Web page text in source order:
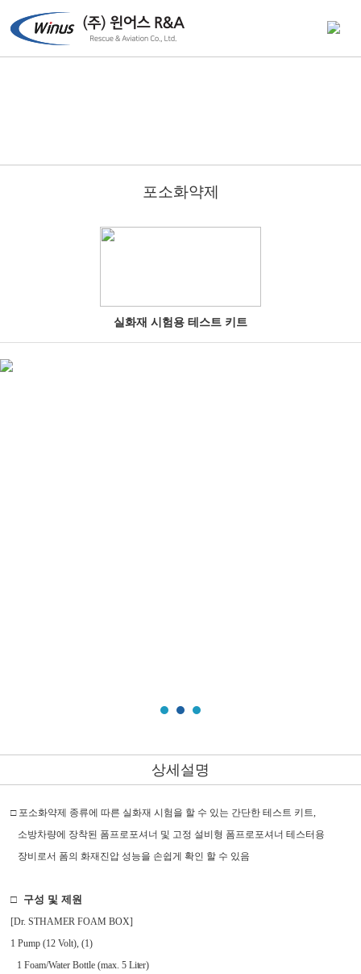
포소화약제
실화재 시험용 테스트 키트
상세설명
□ 포소화약제 종류에 따른 실화재 시험을 할 수 있는 간단한 테스트 키트,
소방차량에 장착된 폼프로포셔너 및 고정 설비형 폼프로포셔너 테스터용
장비로서 폼의 화재진압 성능을 손쉽게 확인 할 수 있음
□ 구성 및 제원
[Dr. STHAMER FOAM BOX]
1 Pump (12 Volt), (1)
1 Foam/Water Bottle (max. 5 Liter)